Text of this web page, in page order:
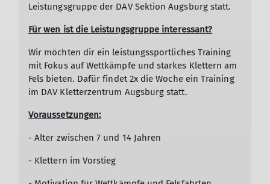
Leistungsgruppe der DAV Sektion Augsburg statt.
Für wen ist die Leistungsgruppe interessant?
Wir möchten dir ein leistungssportliches Training
mit Fokus auf Wettkämpfe und starkes Klettern am
Fels bieten. Dafür findet 2x die Woche ein Training
im DAV Kletterzentrum Augsburg statt.
Voraussetzungen:
- Alter zwischen 7 und 14 Jahren
- Klettern im Vorstieg